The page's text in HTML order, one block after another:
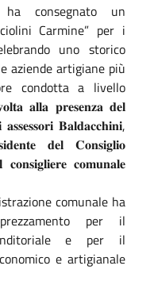
ha consegnato un
Carmine” per i
uno storico
aziende artigiane più
condotta a livello
𝐚𝐥𝐥𝐚 𝐩𝐫𝐞𝐬𝐞𝐧𝐳𝐚 𝐝𝐞𝐥
𝐁𝐚𝐥𝐝𝐚𝐜𝐜𝐡𝐢𝐧𝐢,
𝐝𝐞𝐥 𝐂𝐨𝐧𝐬𝐢𝐠𝐥𝐢𝐨
𝐜𝐨𝐦𝐮𝐧𝐚𝐥𝐞
comunale ha
per il
e per il
e artigianale